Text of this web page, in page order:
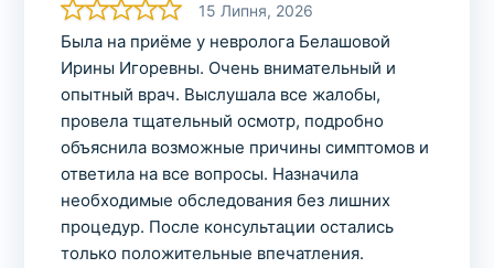
15 Липня, 2026
Была на приёме у невролога Белашовой
Ирины Игоревны. Очень внимательный и
опытный врач. Выслушала все жалобы,
провела тщательный осмотр, подробно
объяснила возможные причины симптомов и
ответила на все вопросы. Назначила
необходимые обследования без лишних
процедур. После консультации остались
только положительные впечатления.